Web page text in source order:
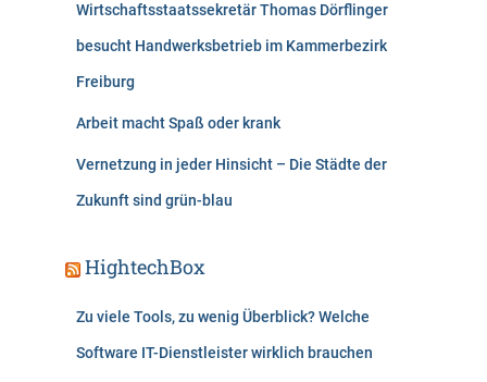
Wirtschaftsstaatssekretär Thomas Dörflinger
besucht Handwerksbetrieb im Kammerbezirk
Freiburg
Arbeit macht Spaß oder krank
Vernetzung in jeder Hinsicht – Die Städte der
Zukunft sind grün-blau
HightechBox
Zu viele Tools, zu wenig Überblick? Welche
Software IT-Dienstleister wirklich brauchen